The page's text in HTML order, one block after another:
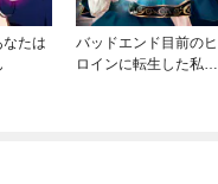
なたは
バッドエンド目前のヒ
ロインに転生した私、